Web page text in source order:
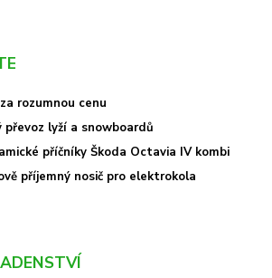
rozumnou cenu
převoz lyží a snowboardů
příčníky Škoda Octavia IV kombi
příjemný nosič pro elektrokola